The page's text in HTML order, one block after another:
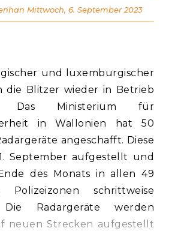
und luxemburgischer
die Blitzer wieder in Betrieb
Das Ministerium für
in Wallonien hat 50
angeschafft. Diese
September aufgestellt und
des Monats in allen 49
Polizeizonen schrittweise
Radargeräte werden
neuen Strecken aufgestellt
Mittwoch, 6. September 2023